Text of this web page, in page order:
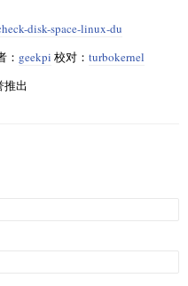
disk-space-linux-du
： geekpi 校对： turbokernel
推出